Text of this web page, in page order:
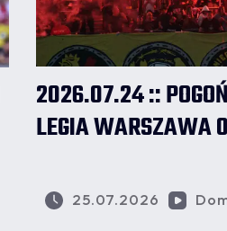
2026.07.24 ::
LEGIA WARSZAWA
25.07.2026